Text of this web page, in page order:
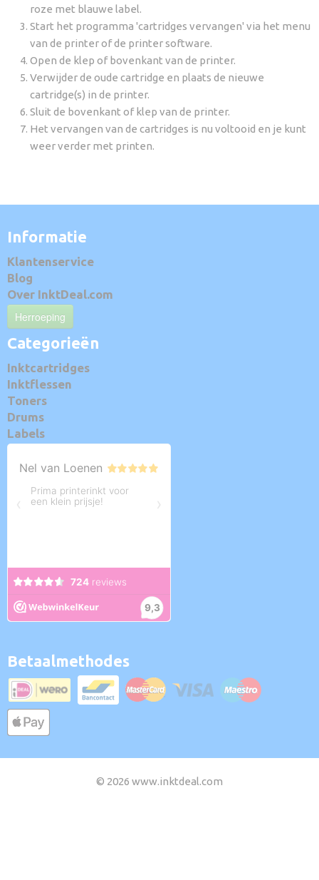
roze met blauwe label.
Start het programma 'cartridges vervangen' via het menu
van de printer of de printer software.
Open de klep of bovenkant van de printer.
Verwijder de oude cartridge en plaats de nieuwe
cartridge(s) in de printer.
Sluit de bovenkant of klep van de printer.
Het vervangen van de cartridges is nu voltooid en je kunt
weer verder met printen.
Informatie
Klantenservice
Blog
Over InktDeal.com
Herroeping
Categorieën
Inktcartridges
Inktflessen
Toners
Drums
Labels
Betaalmethodes
© 2026 www.inktdeal.com